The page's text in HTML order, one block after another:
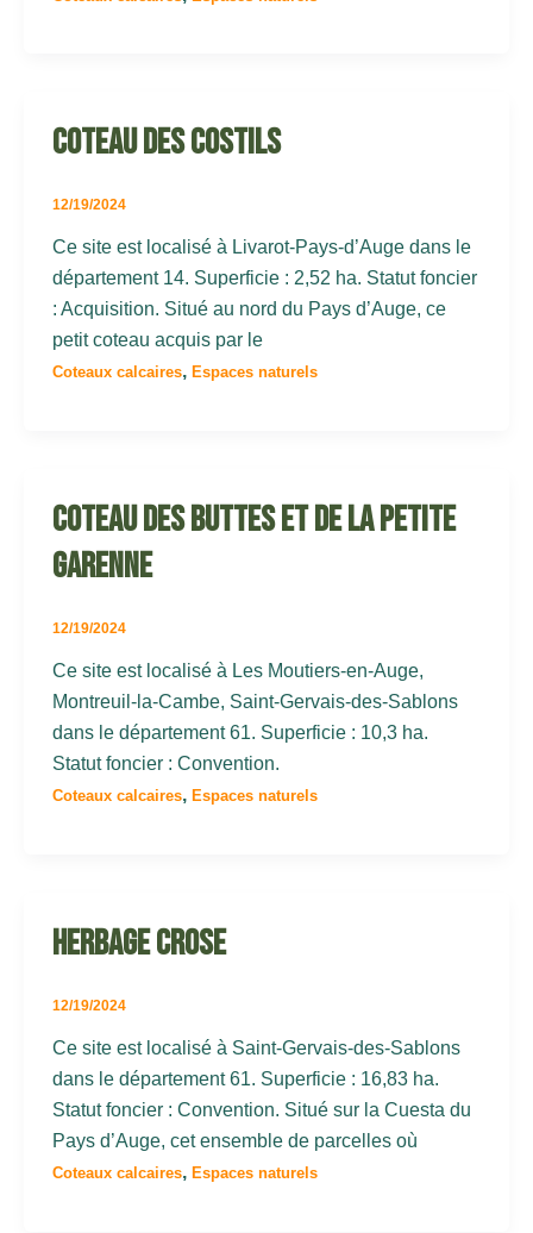
Coteau des Costils
12/19/2024
Ce site est localisé à Livarot-Pays-d’Auge dans le
département 14. Superficie : 2,52 ha. Statut foncier
: Acquisition. Situé au nord du Pays d’Auge, ce
petit coteau acquis par le
Coteaux calcaires, Espaces naturels
Coteau des buttes et de la petite
Garenne
12/19/2024
Ce site est localisé à Les Moutiers-en-Auge,
Montreuil-la-Cambe, Saint-Gervais-des-Sablons
dans le département 61. Superficie : 10,3 ha.
Statut foncier : Convention.
Coteaux calcaires, Espaces naturels
Herbage crose
12/19/2024
Ce site est localisé à Saint-Gervais-des-Sablons
dans le département 61. Superficie : 16,83 ha.
Statut foncier : Convention. Situé sur la Cuesta du
Pays d’Auge, cet ensemble de parcelles où
Coteaux calcaires, Espaces naturels